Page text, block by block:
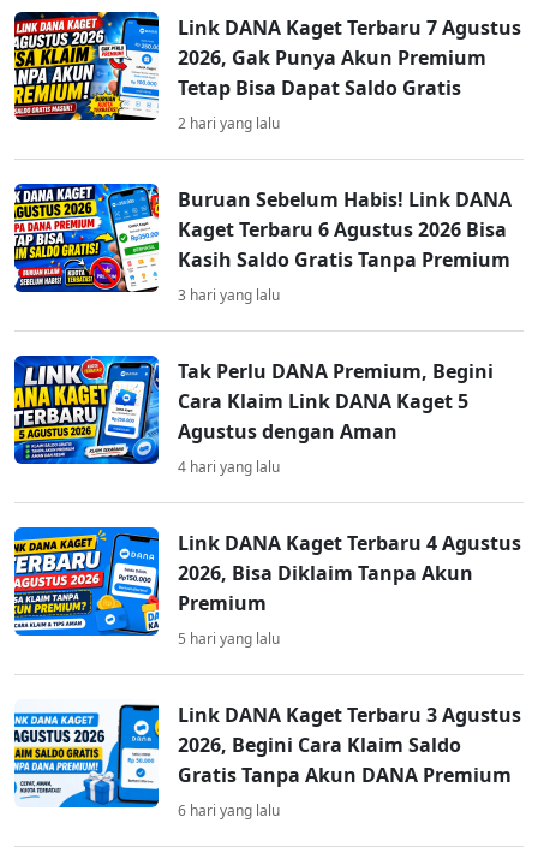
Link DANA Kaget Terbaru 7 Agustus
2026, Gak Punya Akun Premium
Tetap Bisa Dapat Saldo Gratis
2 hari yang lalu
Buruan Sebelum Habis! Link DANA
Kaget Terbaru 6 Agustus 2026 Bisa
Kasih Saldo Gratis Tanpa Premium
3 hari yang lalu
Tak Perlu DANA Premium, Begini
Cara Klaim Link DANA Kaget 5
Agustus dengan Aman
4 hari yang lalu
Link DANA Kaget Terbaru 4 Agustus
2026, Bisa Diklaim Tanpa Akun
Premium
5 hari yang lalu
Link DANA Kaget Terbaru 3 Agustus
2026, Begini Cara Klaim Saldo
Gratis Tanpa Akun DANA Premium
6 hari yang lalu